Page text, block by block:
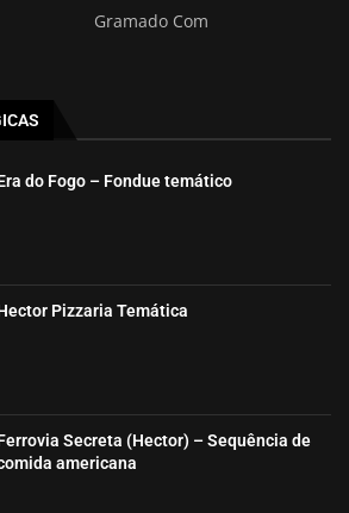
Gramado Com
do Fogo – Fondue temático
Pizzaria Temática
Secreta (Hector) – Sequência de
americana